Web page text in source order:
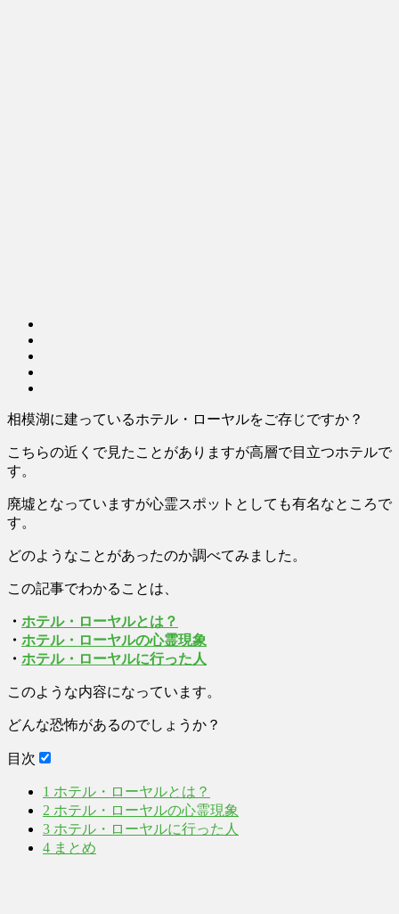
相模湖に建っているホテル・ローヤルをご存じですか？
こちらの近くで見たことがありますが高層で目立つホテルで
す。
廃墟となっていますが心霊スポットとしても有名なところで
す。
どのようなことがあったのか調べてみました。
この記事でわかることは、
・ ホテル・ローヤルとは？
・ ホテル・ローヤルの心霊現象
・ ホテル・ローヤルに行った人
このような内容になっています。
どんな恐怖があるのでしょうか？
目次
1 ホテル・ローヤルとは？
2 ホテル・ローヤルの心霊現象
3 ホテル・ローヤルに行った人
4 まとめ